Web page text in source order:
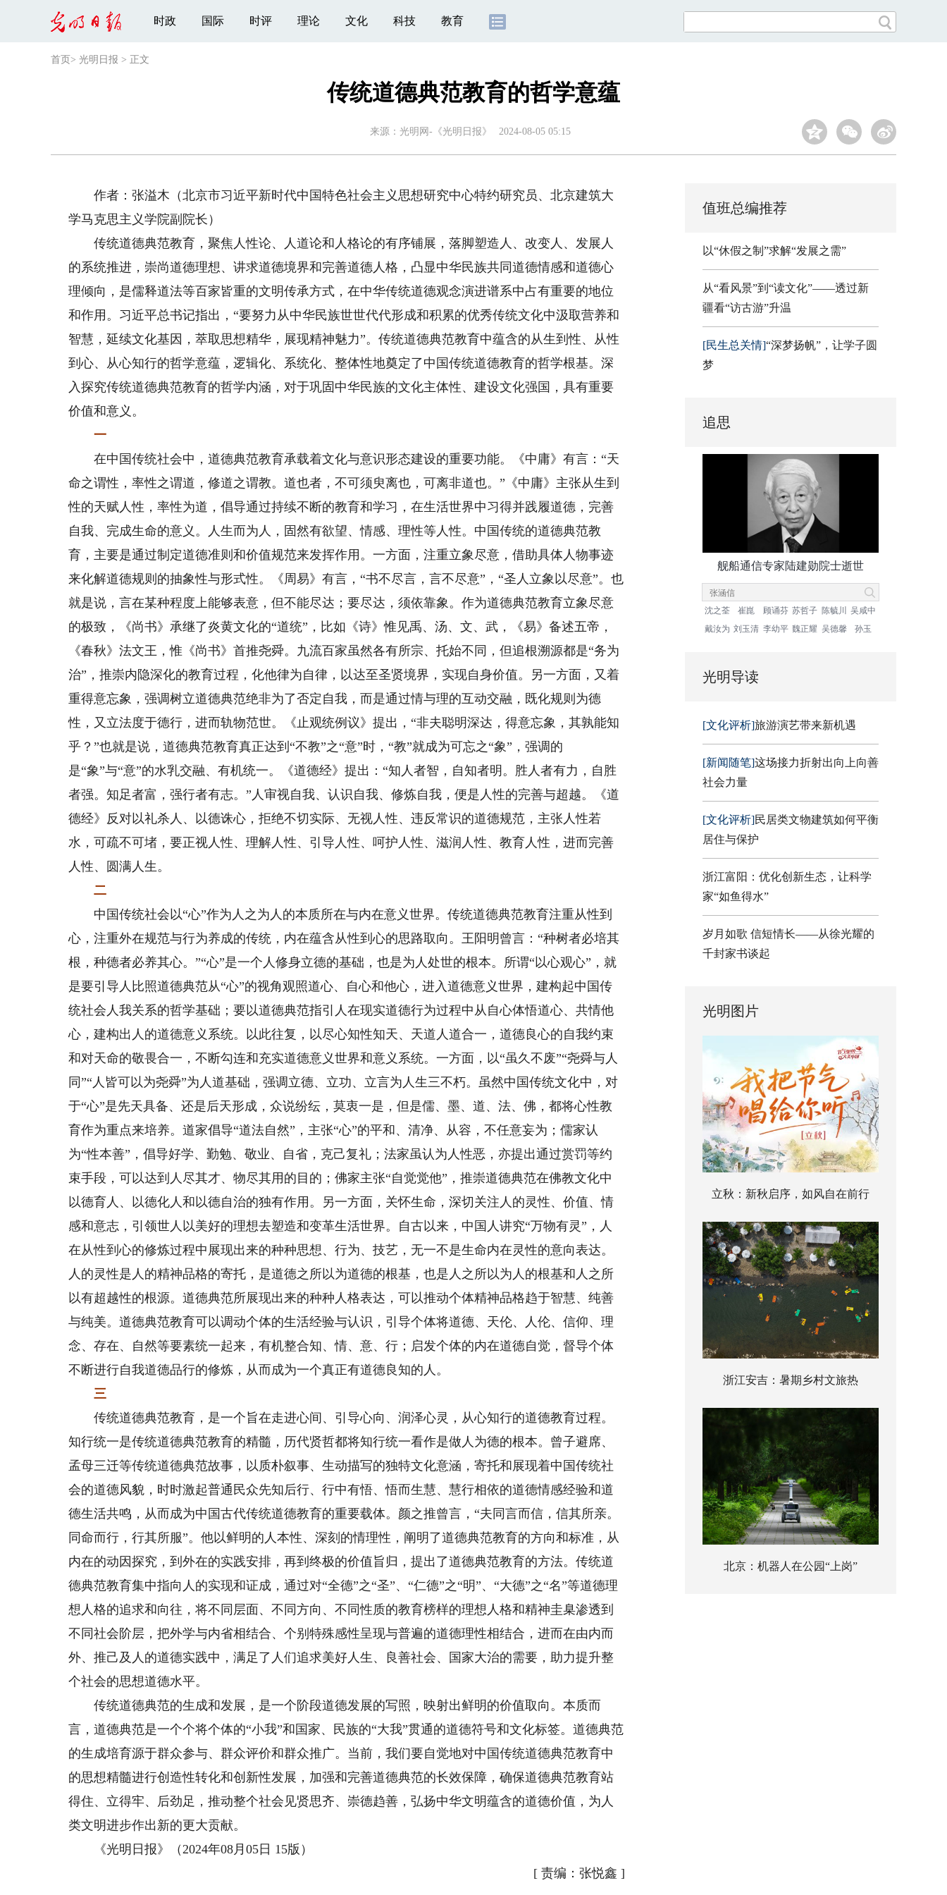
时政 国际 时评 理论 文化 科技 教育
首页 > 光明日报 > 正文
传统道德典范教育的哲学意蕴
来源： 光明网-《光明日报》 2024-08-05 05:15
作者：张溢木（北京市习近平新时代中国特色社会主义思想研究中心特约研究员、北京建筑大
学马克思主义学院副院长）
传统道德典范教育，聚焦人性论、人道论和人格论的有序铺展，落脚塑造人、改变人、发展人
的系统推进，崇尚道德理想、讲求道德境界和完善道德人格，凸显中华民族共同道德情感和道德心
理倾向，是儒释道法等百家皆重的文明传承方式，在中华传统道德观念演进谱系中占有重要的地位
和作用。习近平总书记指出，“要努力从中华民族世世代代形成和积累的优秀传统文化中汲取营养和
智慧，延续文化基因，萃取思想精华，展现精神魅力”。传统道德典范教育中蕴含的从生到性、从性
到心、从心知行的哲学意蕴，逻辑化、系统化、整体性地奠定了中国传统道德教育的哲学根基。深
入探究传统道德典范教育的哲学内涵，对于巩固中华民族的文化主体性、建设文化强国，具有重要
价值和意义。
一
在中国传统社会中，道德典范教育承载着文化与意识形态建设的重要功能。《中庸》有言：“天
命之谓性，率性之谓道，修道之谓教。道也者，不可须臾离也，可离非道也。”《中庸》主张从生到
性的天赋人性，率性为道，倡导通过持续不断的教育和学习，在生活世界中习得并践履道德，完善
自我、完成生命的意义。人生而为人，固然有欲望、情感、理性等人性。中国传统的道德典范教
育，主要是通过制定道德准则和价值规范来发挥作用。一方面，注重立象尽意，借助具体人物事迹
来化解道德规则的抽象性与形式性。《周易》有言，“书不尽言，言不尽意”，“圣人立象以尽意”。也
就是说，言在某种程度上能够表意，但不能尽达；要尽达，须依靠象。作为道德典范教育立象尽意
的极致，《尚书》承继了炎黄文化的“道统”，比如《诗》惟见禹、汤、文、武，《易》备述五帝，
《春秋》法文王，惟《尚书》首推尧舜。九流百家虽然各有所宗、托始不同，但追根溯源都是“务为
治”，推崇内隐深化的教育过程，化他律为自律，以达至圣贤境界，实现自身价值。另一方面，又着
重得意忘象，强调树立道德典范绝非为了否定自我，而是通过情与理的互动交融，既化规则为德
性，又立法度于德行，进而轨物范世。《止观统例议》提出，“非夫聪明深达，得意忘象，其孰能知
乎？”也就是说，道德典范教育真正达到“不教”之“意”时，“教”就成为可忘之“象”，强调的
是“象”与“意”的水乳交融、有机统一。《道德经》提出：“知人者智，自知者明。胜人者有力，自胜
者强。知足者富，强行者有志。”人审视自我、认识自我、修炼自我，便是人性的完善与超越。《道
德经》反对以礼杀人、以德诛心，拒绝不切实际、无视人性、违反常识的道德规范，主张人性若
水，可疏不可堵，要正视人性、理解人性、引导人性、呵护人性、滋润人性、教育人性，进而完善
人性、圆满人生。
二
中国传统社会以“心”作为人之为人的本质所在与内在意义世界。传统道德典范教育注重从性到
心，注重外在规范与行为养成的传统，内在蕴含从性到心的思路取向。王阳明曾言：“种树者必培其
根，种德者必养其心。”“心”是一个人修身立德的基础，也是为人处世的根本。所谓“以心观心”，就
是要引导人比照道德典范从“心”的视角观照道心、自心和他心，进入道德意义世界，建构起中国传
统社会人我关系的哲学基础；要以道德典范指引人在现实道德行为过程中从自心体悟道心、共情他
心，建构出人的道德意义系统。以此往复，以尽心知性知天、天道人道合一，道德良心的自我约束
和对天命的敬畏合一，不断勾连和充实道德意义世界和意义系统。一方面，以“虽久不废”“尧舜与人
同”“人皆可以为尧舜”为人道基础，强调立德、立功、立言为人生三不朽。虽然中国传统文化中，对
于“心”是先天具备、还是后天形成，众说纷纭，莫衷一是，但是儒、墨、道、法、佛，都将心性教
育作为重点来培养。道家倡导“道法自然”，主张“心”的平和、清净、从容，不任意妄为；儒家认
为“性本善”，倡导好学、勤勉、敬业、自省，克己复礼；法家虽认为人性恶，亦提出通过赏罚等约
束手段，可以达到人尽其才、物尽其用的目的；佛家主张“自觉觉他”，推崇道德典范在佛教文化中
以德育人、以德化人和以德自治的独有作用。另一方面，关怀生命，深切关注人的灵性、价值、情
感和意志，引领世人以美好的理想去塑造和变革生活世界。自古以来，中国人讲究“万物有灵”，人
在从性到心的修炼过程中展现出来的种种思想、行为、技艺，无一不是生命内在灵性的意向表达。
人的灵性是人的精神品格的寄托，是道德之所以为道德的根基，也是人之所以为人的根基和人之所
以有超越性的根源。道德典范所展现出来的种种人格表达，可以推动个体精神品格趋于智慧、纯善
与纯美。道德典范教育可以调动个体的生活经验与认识，引导个体将道德、天伦、人伦、信仰、理
念、存在、自然等要素统一起来，有机整合知、情、意、行；启发个体的内在道德自觉，督导个体
不断进行自我道德品行的修炼，从而成为一个真正有道德良知的人。
三
传统道德典范教育，是一个旨在走进心间、引导心向、润泽心灵，从心知行的道德教育过程。
知行统一是传统道德典范教育的精髓，历代贤哲都将知行统一看作是做人为德的根本。曾子避席、
孟母三迁等传统道德典范故事，以质朴叙事、生动描写的独特文化意涵，寄托和展现着中国传统社
会的道德风貌，时时激起普通民众先知后行、行中有悟、悟而生慧、慧行相依的道德情感经验和道
德生活共鸣，从而成为中国古代传统道德教育的重要载体。颜之推曾言，“夫同言而信，信其所亲。
同命而行，行其所服”。他以鲜明的人本性、深刻的情理性，阐明了道德典范教育的方向和标准，从
内在的动因探究，到外在的实践安排，再到终极的价值旨归，提出了道德典范教育的方法。传统道
德典范教育集中指向人的实现和证成，通过对“全德”之“圣”、“仁德”之“明”、“大德”之“名”等道德理
想人格的追求和向往，将不同层面、不同方向、不同性质的教育榜样的理想人格和精神圭臬渗透到
不同社会阶层，把外学与内省相结合、个别特殊感性呈现与普遍的道德理性相结合，进而在由内而
外、推己及人的道德实践中，满足了人们追求美好人生、良善社会、国家大治的需要，助力提升整
个社会的思想道德水平。
传统道德典范的生成和发展，是一个阶段道德发展的写照，映射出鲜明的价值取向。本质而
言，道德典范是一个个将个体的“小我”和国家、民族的“大我”贯通的道德符号和文化标签。道德典范
的生成培育源于群众参与、群众评价和群众推广。当前，我们要自觉地对中国传统道德典范教育中
的思想精髓进行创造性转化和创新性发展，加强和完善道德典范的长效保障，确保道德典范教育站
得住、立得牢、后劲足，推动整个社会见贤思齐、崇德趋善，弘扬中华文明蕴含的道德价值，为人
类文明进步作出新的更大贡献。
《光明日报》（2024年08月05日 15版）
[ 责编：张悦鑫 ]
值班总编推荐
以“休假之制”求解“发展之需”
从“看风景”到“读文化”——透过新
疆看“访古游”升温
[民生总关情]“深梦扬帆”，让学子圆
梦
追思
舰船通信专家陆建勋院士逝世
沈之荃 崔崑 顾诵芬 苏哲子 陈毓川
吴咸中
戴汝为 刘玉清 李幼平 魏正耀 吴德馨 孙玉
光明导读
[文化评析]旅游演艺带来新机遇
[新闻随笔]这场接力折射出向上向善
社会力量
[文化评析]民居类文物建筑如何平衡
居住与保护
浙江富阳：优化创新生态，让科学
家“如鱼得水”
岁月如歌 信短情长——从徐光耀的
千封家书谈起
光明图片
立秋：新秋启序，如风自在前行
浙江安吉：暑期乡村文旅热
北京：机器人在公园“上岗”